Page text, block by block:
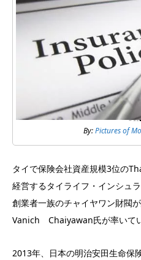
By:Pictures of
タイで保険会社資産規模3位
経営するタイライフ・インシュラ
創業者一族のチャイヤワン財閥が
Vanich Chaiyawan氏が率いてい
2013年、日本の明治安田生命